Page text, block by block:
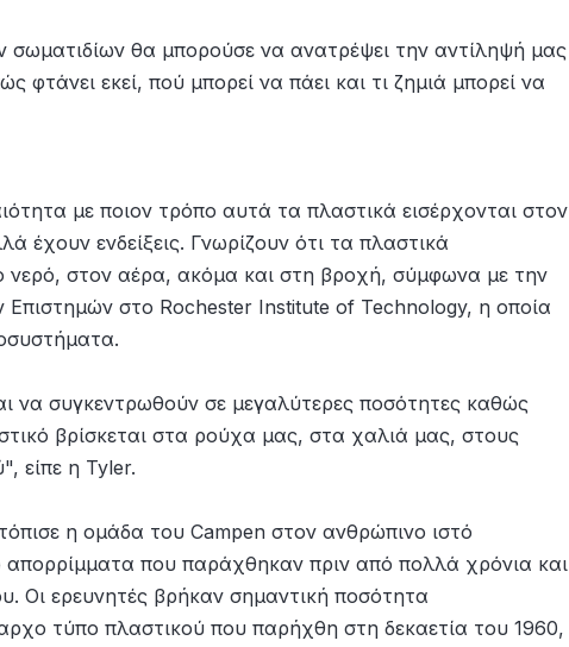
θα μπορούσε να ανατρέψει την αντίληψή μας
εκεί, πού μπορεί να πάει και τι ζημιά μπορεί να
με ποιον τρόπο αυτά τα πλαστικά εισέρχονται στον
έχουν ενδείξεις. Γνωρίζουν ότι τα πλαστικά
στον αέρα, ακόμα και στη βροχή, σύμφωνα με την
στο Rochester Institute of Technology, η οποία
συγκεντρωθούν σε μεγαλύτερες ποσότητες καθώς
βρίσκεται στα ρούχα μας, στα χαλιά μας, στους
είπε η Tyler.
η ομάδα του Campen στον ανθρώπινο ιστό
που παράχθηκαν πριν από πολλά χρόνια και
Οι ερευνητές βρήκαν σημαντική ποσότητα
τύπο πλαστικού που παρήχθη στη δεκαετία του 1960,